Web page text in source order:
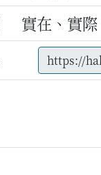
實在、實